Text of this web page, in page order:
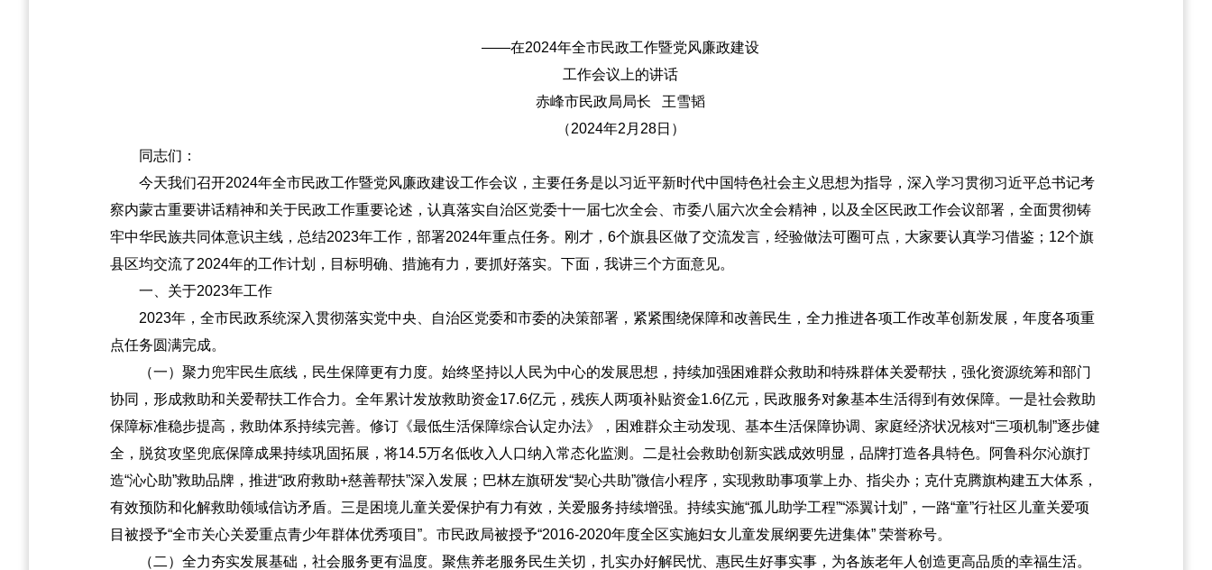
——在2024年全市民政工作暨党风廉政建设
工作会议上的讲话
赤峰市民政局局长 王雪韬
（2024年2月28日）
同志们：
今天我们召开2024年全市民政工作暨党风廉政建设工作会议，主要任务是以习近平新时代中国特色社会主义思想为指导，深入学习贯彻习近平总书记考
察内蒙古重要讲话精神和关于民政工作重要论述，认真落实自治区党委十一届七次全会、市委八届六次全会精神，以及全区民政工作会议部署，全面贯彻铸
牢中华民族共同体意识主线，总结2023年工作，部署2024年重点任务。刚才，6个旗县区做了交流发言，经验做法可圈可点，大家要认真学习借鉴；12个旗
县区均交流了2024年的工作计划，目标明确、措施有力，要抓好落实。下面，我讲三个方面意见。
一、关于2023年工作
2023年，全市民政系统深入贯彻落实党中央、自治区党委和市委的决策部署，紧紧围绕保障和改善民生，全力推进各项工作改革创新发展，年度各项重
点任务圆满完成。
（一）聚力兜牢民生底线，民生保障更有力度。始终坚持以人民为中心的发展思想，持续加强困难群众救助和特殊群体关爱帮扶，强化资源统筹和部门
协同，形成救助和关爱帮扶工作合力。全年累计发放救助资金17.6亿元，残疾人两项补贴资金1.6亿元，民政服务对象基本生活得到有效保障。一是社会救助
保障标准稳步提高，救助体系持续完善。修订《最低生活保障综合认定办法》，困难群众主动发现、基本生活保障协调、家庭经济状况核对“三项机制”逐步健
全，脱贫攻坚兜底保障成果持续巩固拓展，将14.5万名低收入人口纳入常态化监测。二是社会救助创新实践成效明显，品牌打造各具特色。阿鲁科尔沁旗打
造“沁心助”救助品牌，推进“政府救助+慈善帮扶”深入发展；巴林左旗研发“契心共助”微信小程序，实现救助事项掌上办、指尖办；克什克腾旗构建五大体系，
有效预防和化解救助领域信访矛盾。三是困境儿童关爱保护有力有效，关爱服务持续增强。持续实施“孤儿助学工程”“添翼计划”，一路“童”行社区儿童关爱项
目被授予“全市关心关爱重点青少年群体优秀项目”。市民政局被授予“2016-2020年度全区实施妇女儿童发展纲要先进集体” 荣誉称号。
（二）全力夯实发展基础，社会服务更有温度。聚焦养老服务民生关切，扎实办好解民忧、惠民生好事实事，为各族老年人创造更高品质的幸福生活。